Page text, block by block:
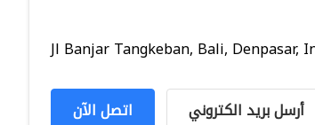
Jl Banjar Tangkeban, Bali, Denpasar,
اتصل الآن أرسل بريد الكتروني